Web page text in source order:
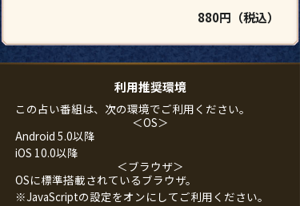
880円（税込）
利用推奨環境
この占い番組は、次の環境でご利用ください。
＜OS＞
Android 5.0以降
iOS 10.0以降
＜ブラウザ＞
OSに標準搭載されているブラウザ。
※JavaScriptの設定をオンにしてご利用ください。